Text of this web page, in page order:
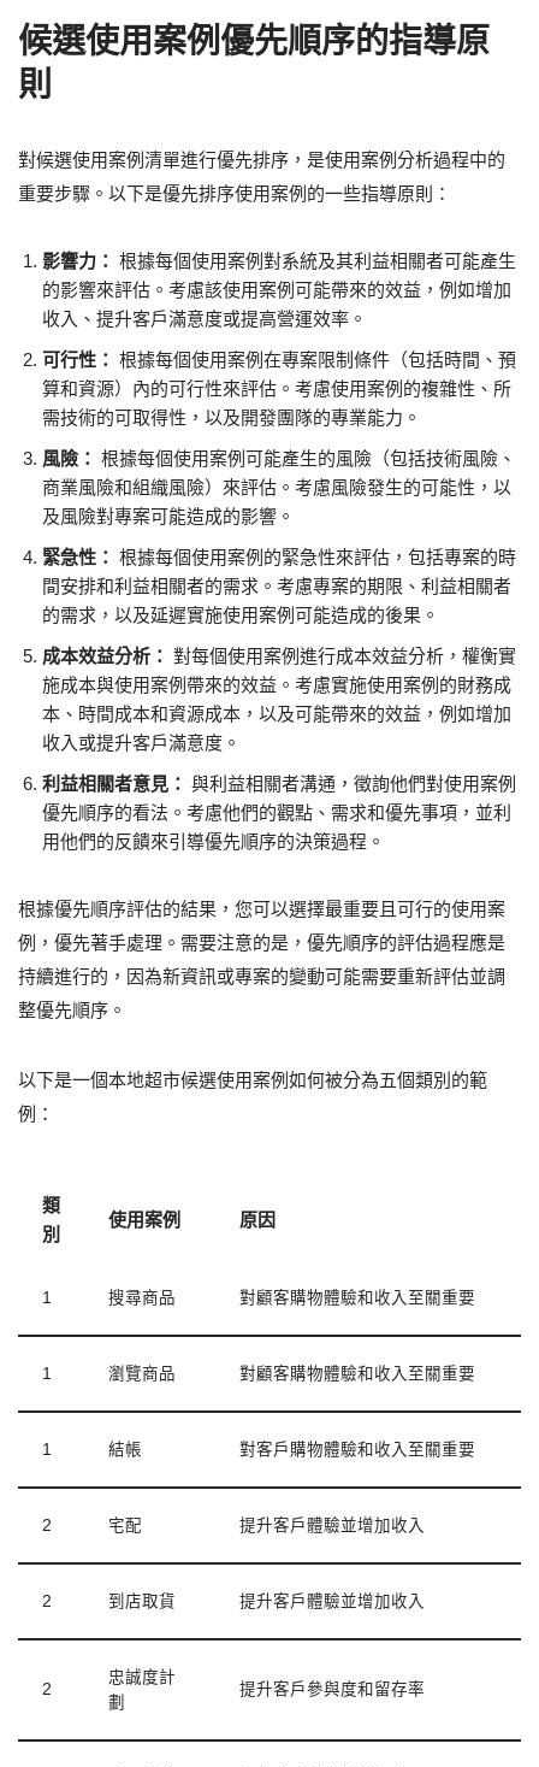
候選使用案例優先順序的指導原
則
對候選使用案例清單進行優先排序，是使用案例分析過程中的
重要步驟。以下是優先排序使用案例的一些指導原則：
影響力： 根據每個使用案例對系統及其利益相關者可能產生
的影響來評估。考慮該使用案例可能帶來的效益，例如增加
收入、提升客戶滿意度或提高營運效率。
可行性： 根據每個使用案例在專案限制條件（包括時間、預
算和資源）內的可行性來評估。考慮使用案例的複雜性、所
需技術的可取得性，以及開發團隊的專業能力。
風險： 根據每個使用案例可能產生的風險（包括技術風險、
商業風險和組織風險）來評估。考慮風險發生的可能性，以
及風險對專案可能造成的影響。
緊急性： 根據每個使用案例的緊急性來評估，包括專案的時
間安排和利益相關者的需求。考慮專案的期限、利益相關者
的需求，以及延遲實施使用案例可能造成的後果。
成本效益分析： 對每個使用案例進行成本效益分析，權衡實
施成本與使用案例帶來的效益。考慮實施使用案例的財務成
本、時間成本和資源成本，以及可能帶來的效益，例如增加
收入或提升客戶滿意度。
利益相關者意見： 與利益相關者溝通，徵詢他們對使用案例
優先順序的看法。考慮他們的觀點、需求和優先事項，並利
用他們的反饋來引導優先順序的決策過程。
根據優先順序評估的結果，您可以選擇最重要且可行的使用案
例，優先著手處理。需要注意的是，優先順序的評估過程應是
持續進行的，因為新資訊或專案的變動可能需要重新評估並調
整優先順序。
以下是一個本地超市候選使用案例如何被分為五個類別的範
例：
類
別
使用案例 原因
1 搜尋商品 對顧客購物體驗和收入至關重要
1 瀏覽商品 對顧客購物體驗和收入至關重要
1 結帳 對客戶購物體驗和收入至關重要
2 宅配 提升客戶體驗並增加收入
2 到店取貨 提升客戶體驗並增加收入
2
忠誠度計
劃
提升客戶參與度和留存率